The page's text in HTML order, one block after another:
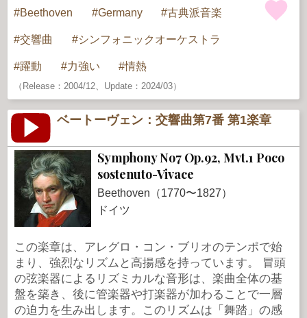
Beethoven Germany 古典派音楽
交響曲 シンフォニックオーケストラ
躍動 力強い 情熱
（Release：2004/12、Update：2024/03）
ベートーヴェン：交響曲第7番 第1楽章
Symphony No7 Op.92, Mvt.1 Poco
sostenuto-Vivace
Beethoven（1770〜1827）
ドイツ
この楽章は、アレグロ・コン・ブリオのテンポで始
まり、強烈なリズムと高揚感を持っています。 冒頭
の弦楽器によるリズミカルな音形は、楽曲全体の基
盤を築き、後に管楽器や打楽器が加わることで一層
の迫力を生み出します。このリズムは「舞踏」の感